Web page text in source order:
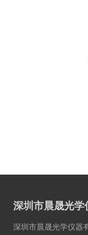
深圳市晨晟光学
深圳市晨晟光学仪器